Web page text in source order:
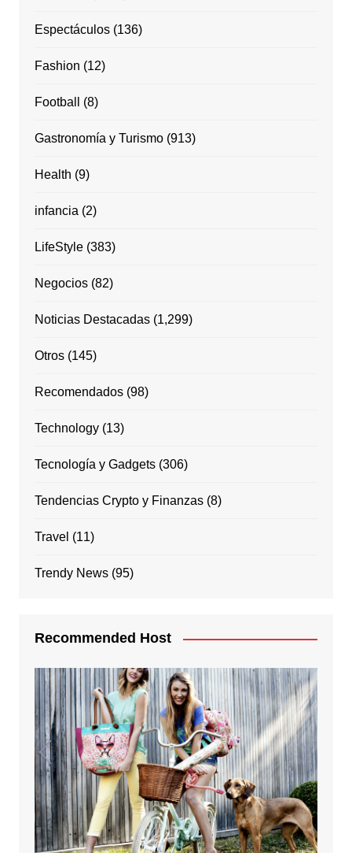
Espectáculos(136)
Fashion (12)
Football (8)
Gastronomía y Turismo(913)
Health (9)
infancia (2)
LifeStyle(383)
Negocios(82)
Noticias Destacadas(1,299)
Otros(145)
Recomendados(98)
Technology(13)
Tecnología y Gadgets(306)
Tendencias Crypto y Finanzas(8)
Travel (11)
Trendy News(95)
Recommended Host